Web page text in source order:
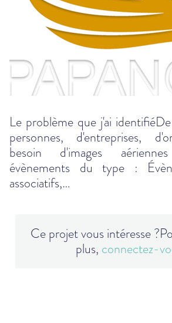
Le problème que j'ai
personnes, d'entreprises,
besoin d'images
évènements du type :
associatifs,…
Ce projet vous intéresse ?
plus, connectez-